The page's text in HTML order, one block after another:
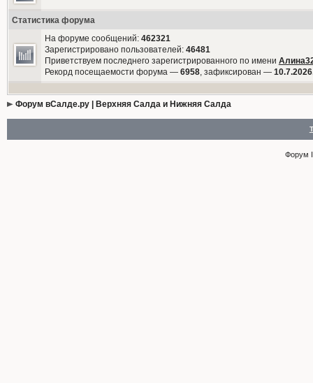
Статистика форума
На форуме сообщений: 462321
Зарегистрировано пользователей: 46481
Приветствуем последнего зарегистрированного по имени
Рекорд посещаемости форума — 6958, зафиксирован —
Форум вСалде.ру | Верхняя Салда и Нижняя Салда
Форум